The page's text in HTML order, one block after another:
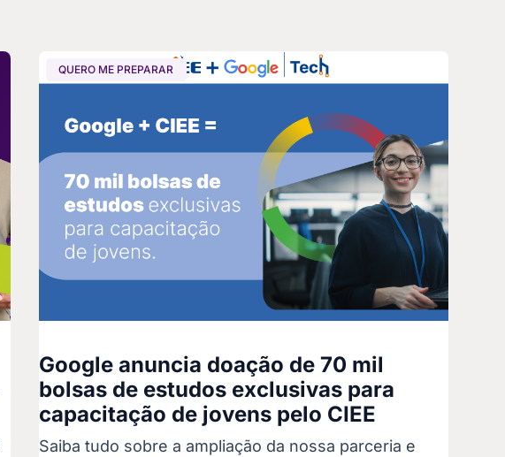
QUERO ME PREPARAR
Google anuncia doação de 70 mil
bolsas de estudos exclusivas para
capacitação de jovens pelo CIEE
Saiba tudo sobre a ampliação da nossa parceria e